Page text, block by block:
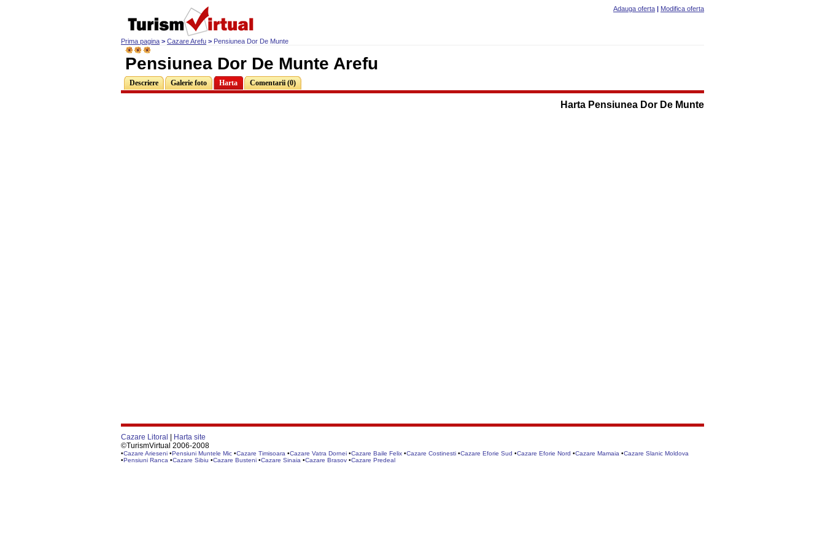
Prima pagina > Cazare Arefu > Pensiunea Dor De Munte
Adauga oferta | Modifica oferta
Pensiunea Dor De Munte Arefu
Descriere Galerie foto Harta Comentarii (0)
Harta Pensiunea Dor De Munte
Cazare Litoral
Harta site
©TurismVirtual 2006-2008
•Cazare Arieseni •Pensiuni Muntele Mic •Cazare Timisoara •Cazare Vatra Dornei •Cazare Baile Felix •Cazare Costinesti •Cazare Eforie Sud •Cazare Eforie Nord •Cazare Mamaia •Cazare Slanic Moldova
•Pensiuni Ranca •Cazare Sibiu •Cazare Busteni •Cazare Sinaia •Cazare Brasov •Cazare Predeal